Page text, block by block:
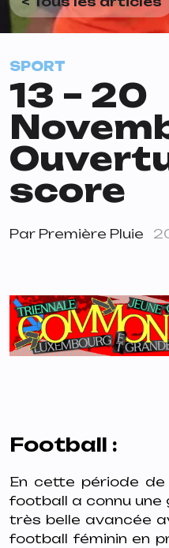
SPORT
13 – 20
score
Par Première Pluie
Football :
En cette période
football a connu une
très belle avancée
football féminin en